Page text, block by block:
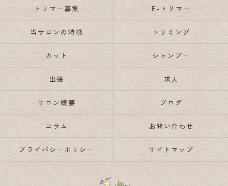
トリマー募集 E-トリマー
当サロンの特徴 トリミング
カット シャンプー
出張 求人
サロン概要 ブログ
コラム お問い合わせ
プライバシーポリシー サイトマップ